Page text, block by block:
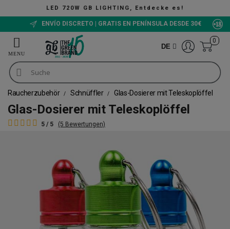
LED 720W GB LIGHTING, Entdecke es!
ENVÍO DISCRETO | GRATIS EN PENÍNSULA DESDE 30€
DE
0
Raucherzubehör Schnüffler Glas-Dosierer mit Teleskoplöffel
Glas-Dosierer mit Teleskoplöffel
5 / 5 (5 Bewertungen)